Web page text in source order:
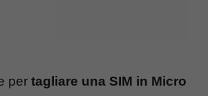
per tagliare una SIM in Micro